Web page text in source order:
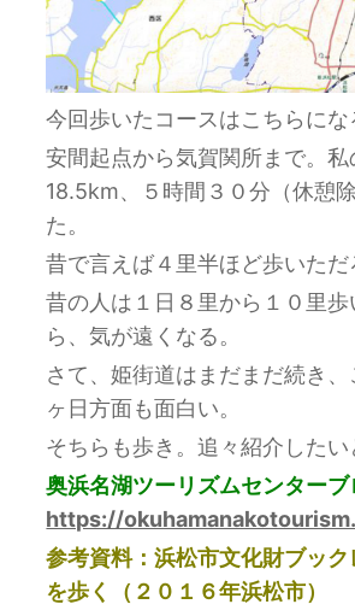
今回歩いたコースはこちらにな
安間起点から気賀関所まで。私
18.5km、５時間３０分（休憩
た。
昔で言えば４里半ほど歩いただ
昔の人は１日８里から１０里
ら、気が遠くなる。
さて、姫街道はまだまだ続き
ヶ日方面も面白い。
そちらも歩き。追々紹介したい
奥浜名湖ツーリズムセンターブ
https://
参考資料：浜松市文化財ブッ
を歩く（２０１６年浜松市）